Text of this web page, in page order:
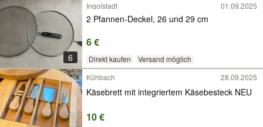
6
Ingolstadt 01.09.2025
2 Pfannen-Deckel, 26 und 29 cm
6 €
Direkt kaufen Versand möglich
Kühbach 28.09.2025
Käsebrett mit integriertem Käsebesteck NEU
10 €